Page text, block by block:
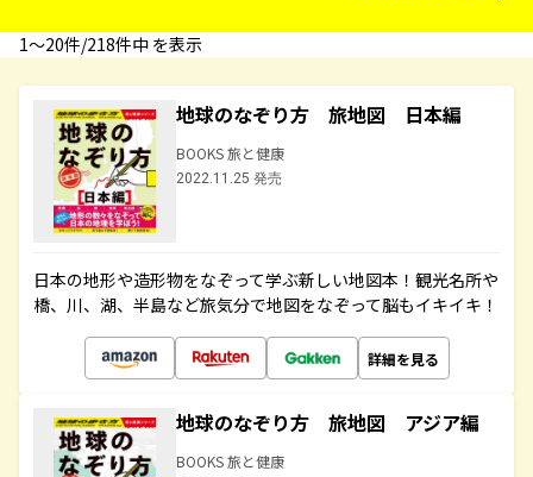
1〜20件/218件中 を表示
地球のなぞり方 旅地図 日本編
BOOKS 旅と健康
2022.11.25 発売
日本の地形や造形物をなぞって学ぶ新しい地図本！観光名所や
橋、川、湖、半島など旅気分で地図をなぞって脳もイキイキ！
詳細を見る
地球のなぞり方 旅地図 アジア編
BOOKS 旅と健康